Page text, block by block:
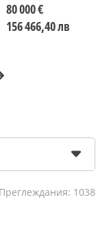
80 000 €
156 466,40 лв
Преглеждания: 1038